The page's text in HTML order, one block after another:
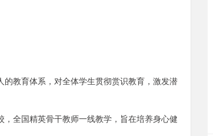
教育体系，对全体学生贯彻赏识教育，激发潜
全国精英骨干教师一线教学，旨在培养身心健